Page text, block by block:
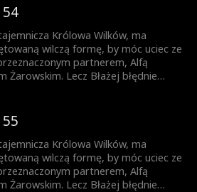
życie ich syna jest zagrożone,
szansa, by Błażej zrozumiał
lecz czy nie będzie już za późno?
Królowa Wilków, ma
wilczą formę, by móc uciec ze
partnerem, Alfą
Żarowskim. Lecz Błażej błędnie
życie ich syna jest zagrożone,
szansa, by Błażej zrozumiał
lecz czy nie będzie już za późno?
Królowa Wilków, ma
wilczą formę, by móc uciec ze
partnerem, Alfą
Żarowskim. Lecz Błażej błędnie